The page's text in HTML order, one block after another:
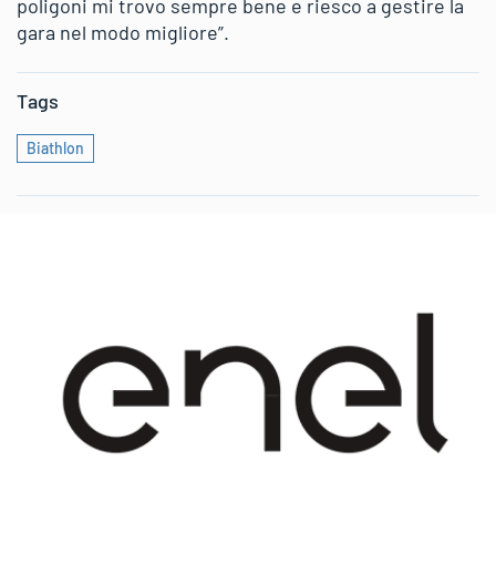
poligoni mi trovo sempre bene e riesco a gestire la
gara nel modo migliore”.
Tags
Biathlon